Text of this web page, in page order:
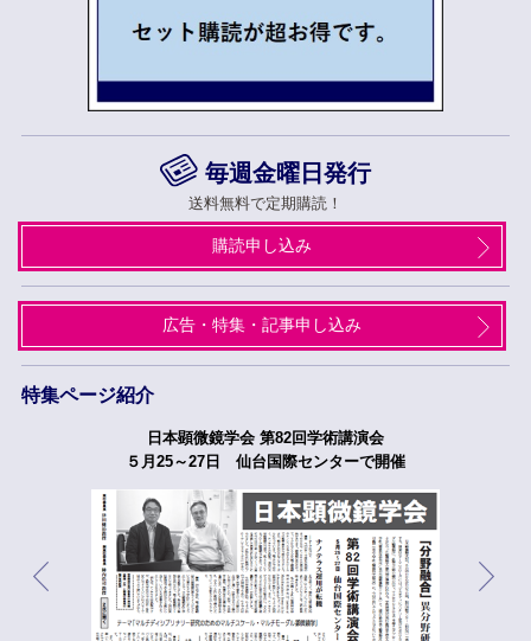
毎週金曜日発行
送料無料で定期購読！
購読申し込み
広告・特集・記事申し込み
特集ページ紹介
日本顕微鏡学会 第82回学術講演会
５月25～27日 仙台国際センターで開催